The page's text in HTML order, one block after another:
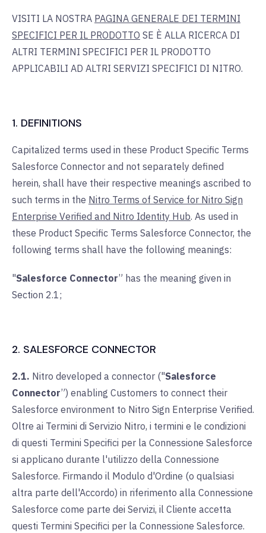
VISITI LA NOSTRA PAGINA GENERALE DEI TERMINI
SPECIFICI PER IL PRODOTTO SE È ALLA RICERCA DI
ALTRI TERMINI SPECIFICI PER IL PRODOTTO
APPLICABILI AD ALTRI SERVIZI SPECIFICI DI NITRO.
1. DEFINITIONS
Capitalized terms used in these Product Specific Terms
Salesforce Connector and not separately defined
herein, shall have their respective meanings ascribed to
such terms in the Nitro Terms of Service for Nitro Sign
Enterprise Verified and Nitro Identity Hub. As used in
these Product Specific Terms Salesforce Connector, the
following terms shall have the following meanings:
"Salesforce Connector” has the meaning given in
Section 2.1;
2. SALESFORCE CONNECTOR
2.1. Nitro developed a connector ("Salesforce
Connector”) enabling Customers to connect their
Salesforce environment to Nitro Sign Enterprise Verified.
Oltre ai Termini di Servizio Nitro, i termini e le condizioni
di questi Termini Specifici per la Connessione Salesforce
si applicano durante l'utilizzo della Connessione
Salesforce. Firmando il Modulo d'Ordine (o qualsiasi
altra parte dell'Accordo) in riferimento alla Connessione
Salesforce come parte dei Servizi, il Cliente accetta
questi Termini Specifici per la Connessione Salesforce.